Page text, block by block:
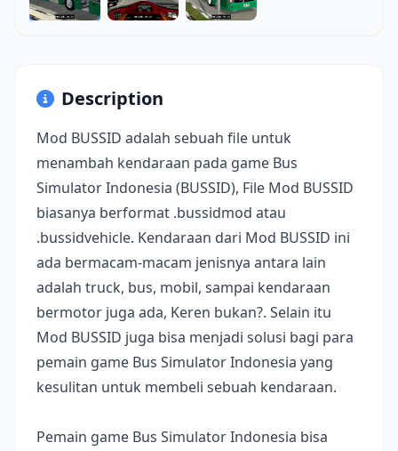
Description
Mod BUSSID adalah sebuah file untuk
menambah kendaraan pada game Bus
Simulator Indonesia (BUSSID), File Mod BUSSID
biasanya berformat .bussidmod atau
.bussidvehicle. Kendaraan dari Mod BUSSID ini
ada bermacam-macam jenisnya antara lain
adalah truck, bus, mobil, sampai kendaraan
bermotor juga ada, Keren bukan?. Selain itu
Mod BUSSID juga bisa menjadi solusi bagi para
pemain game Bus Simulator Indonesia yang
kesulitan untuk membeli sebuah kendaraan.
Pemain game Bus Simulator Indonesia bisa